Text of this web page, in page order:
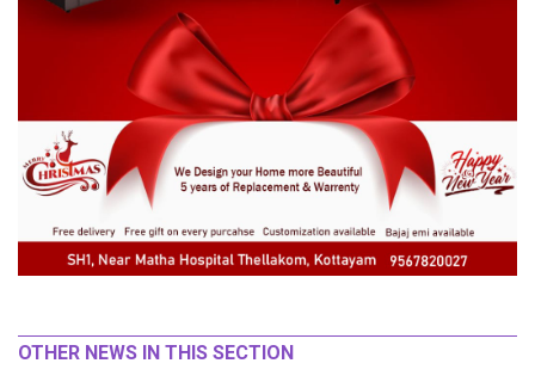
OTHER NEWS IN THIS SECTION